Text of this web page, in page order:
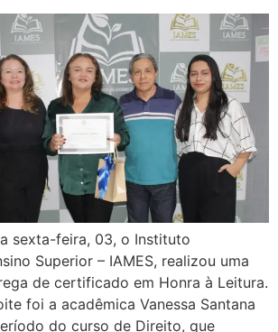
sexta-feira, 03, o Instituto
Superior – IAMES, realizou uma
de certificado em Honra à Leitura.
foi a acadêmica Vanessa Santana
do curso de Direito, que